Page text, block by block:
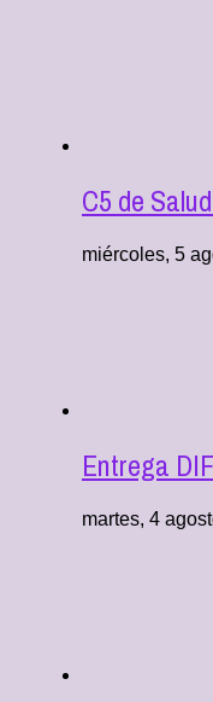
C5 de
miércoles, 5
Entrega
martes, 4